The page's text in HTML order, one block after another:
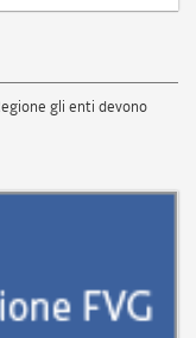
gli enti devono